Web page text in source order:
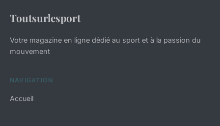
Toutsurlesport
Votre magazine en ligne dédié au sport et à la passion du
mouvement
NAVIGATION
Accueil